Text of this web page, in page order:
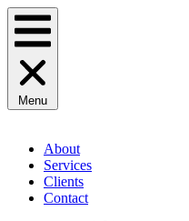
Menu
About
Services
Clients
Contact